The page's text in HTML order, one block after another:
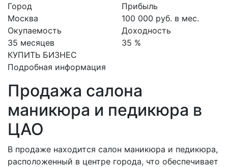
Город
Москва
Окупаемость
35 месяцев
КУПИТЬ БИЗНЕС
Прибыль
100 000 руб. в мес.
Доходность
35 %
Подробная информация
Продажа салона
маникюра и педикюра в
ЦАО
В продаже находится салон маникюра и педикюра,
расположенный в центре города, что обеспечивает